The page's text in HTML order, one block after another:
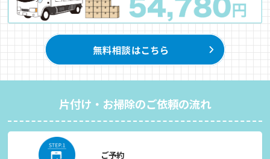
片付け・お掃除のご依頼の流れ
ご予約